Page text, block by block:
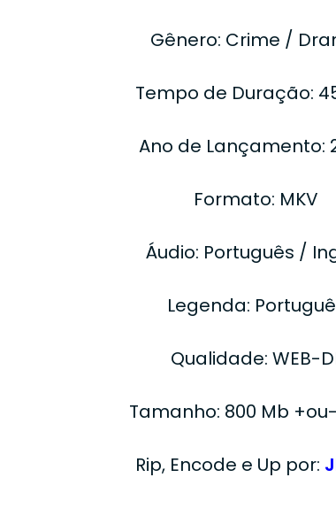
Gênero: Crime /
Tempo de Duração:
Ano de Lançamento:
Formato: MKV
Áudio: Português /
Legenda:
Qualidade: WEB-
Tamanho: 800 Mb
Rip, Encode e Up por: